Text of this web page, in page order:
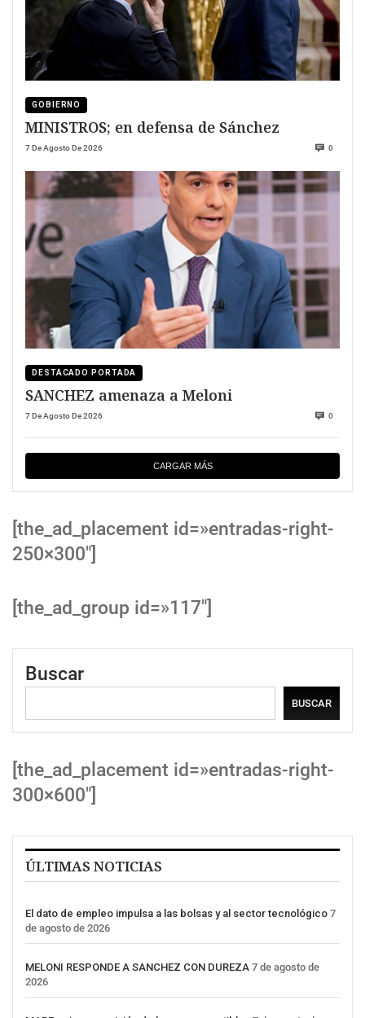
GOBIERNO
MINISTROS; en defensa de Sánchez
7 De Agosto De 2026 0
DESTACADO PORTADA
SANCHEZ amenaza a Meloni
7 De Agosto De 2026 0
CARGAR MÁS
[the_ad_placement id=»entradas-right-
250×300″]
[the_ad_group id=»117″]
Buscar
BUSCAR
[the_ad_placement id=»entradas-right-
300×600″]
ÚLTIMAS NOTICIAS
El dato de empleo impulsa a las bolsas y al sector tecnológico 7
de agosto de 2026
MELONI RESPONDE A SANCHEZ CON DUREZA 7 de agosto de
2026